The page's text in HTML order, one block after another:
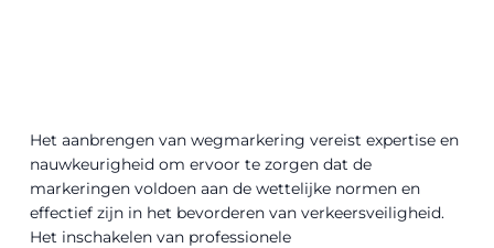
Het aanbrengen van wegmarkering vereist expertise en
nauwkeurigheid om ervoor te zorgen dat de
markeringen voldoen aan de wettelijke normen en
effectief zijn in het bevorderen van verkeersveiligheid.
Het inschakelen van professionele